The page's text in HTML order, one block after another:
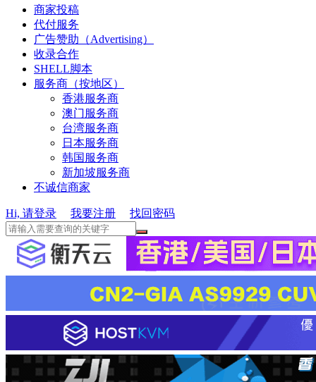
商家投稿
代付服务
广告赞助（Advertising）
收录合作
SHELL脚本
服务商（按地区）
香港服务商
澳门服务商
台湾服务商
日本服务商
韩国服务商
新加坡服务商
不诚信商家
Hi, 请登录 我要注册 找回密码